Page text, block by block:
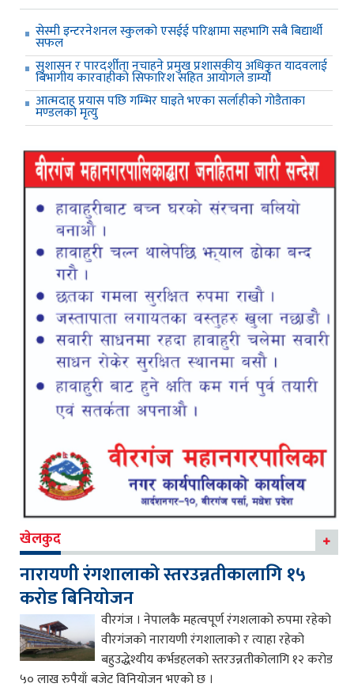
सेस्मी इन्टरनेशनल स्कुलको एसईई परिक्षामा सहभागि सबै बिद्यार्थी
सफल
सुशासन र पारदर्शीता नचाहने प्रमुख प्रशासकीय अधिकृत यादवलाई
बिभागीय कारवाहीको सिफारिश सहित आयोगले डाम्यो
आत्मदाह प्रयास पछि गम्भिर घाइते भएका सर्लाहीको गोडैताका
मण्डलको मृत्यु
खेलकुद
नारायणी रंगशालाको स्तरउन्नतीकालागि १५
करोड बिनियोजन
वीरगंज । नेपालकै महत्वपूर्ण रंगशलाको रुपमा रहेको
वीरगंजको नारायणी रंगशालाको र त्याहा रहेको
बहुउद्धेश्यीय कर्भडहलको स्तरउन्नतीकोलागि १२ करोड
५० लाख रुपैयाँ बजेट विनियोजन भएको छ ।